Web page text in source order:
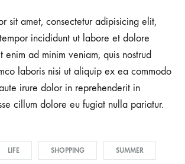
sit amet, consectetur adipisicing elit,
incididunt ut labore et dolore
enim ad minim veniam, quis nostrud
laboris nisi ut aliquip ex ea commodo
irure dolor in reprehenderit in
cillum dolore eu fugiat nulla pariatur.
LIFE SHOPPING SUMMER